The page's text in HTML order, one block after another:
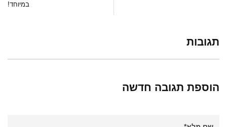
במיוחד!
תגובות
הוספת תגובה חדשה